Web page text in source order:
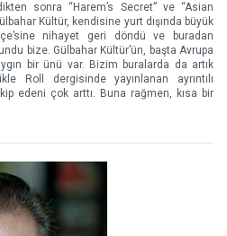
sonra “Harem’s Secret” ve “Asian
Kültür, kendisine yurt dışında büyük
nihayet geri döndü ve buradan
bize. Gülbahar Kültür’ün, başta Avrupa
bir ünü var. Bizim buralarda da artık
Roll dergisinde yayınlanan ayrıntılı
edeni çok arttı. Buna rağmen, kısa bir